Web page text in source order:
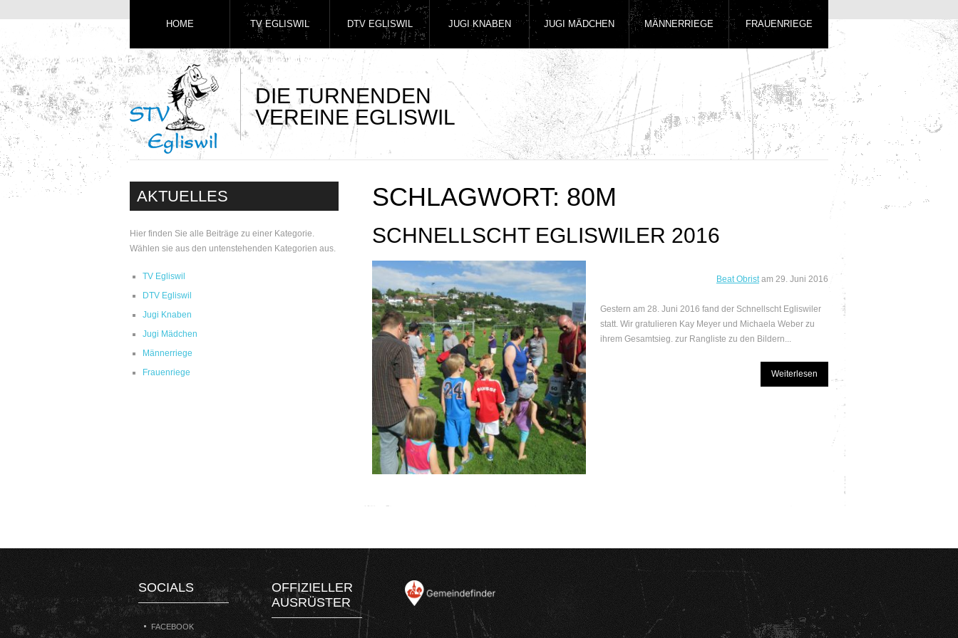
DIE TURNENDEN
VEREINE EGLISWIL
HOME TV EGLISWIL DTV EGLISWIL JUGI KNABEN JUGI MÄDCHEN MÄNNERRIEGE FRAUENRIEGE
AKTUELLES
Hier finden Sie alle Beiträge zu einer Kategorie.
Wählen sie aus den untenstehenden Kategorien aus.
TV Egliswil
DTV Egliswil
Jugi Knaben
Jugi Mädchen
Männerriege
Frauenriege
SCHLAGWORT: 80M
SCHNELLSCHT EGLISWILER 2016
Beat Obristam 29. Juni 2016
Gestern am 28. Juni 2016 fand der Schnellscht Egliswiler
statt. Wir gratulieren Kay Meyer und Michaela Weber zu
ihrem Gesamtsieg. zur Rangliste zu den Bildern...
Weiterlesen
SOCIALS
FACEBOOK
OFFIZIELLER
AUSRÜSTER